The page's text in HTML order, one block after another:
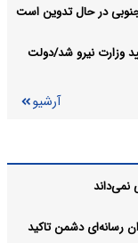
در حال تدوین است
وزارت نیرو شد/دولت
آرشیو
نمی‌داند
رسانه‌ای دشمن تاکید